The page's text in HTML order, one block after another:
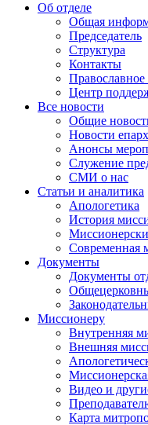
Об отделе
Общая
Председатель
Структура
Контакты
Центр
Все новости
Общие
Новости
Анонсы
Служение
СМИ о нас
Статьи и аналитика
Апологетика
История
Современная
Документы
Документы
Миссионеру
Внутренняя
Внешняя
Видео и
Карта